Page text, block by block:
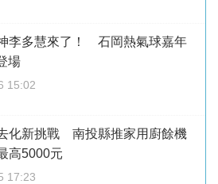
李多慧來了！ 石岡熱氣球嘉年
場
15:02
化新挑戰 南投縣推家用廚餘機
高5000元
17:23